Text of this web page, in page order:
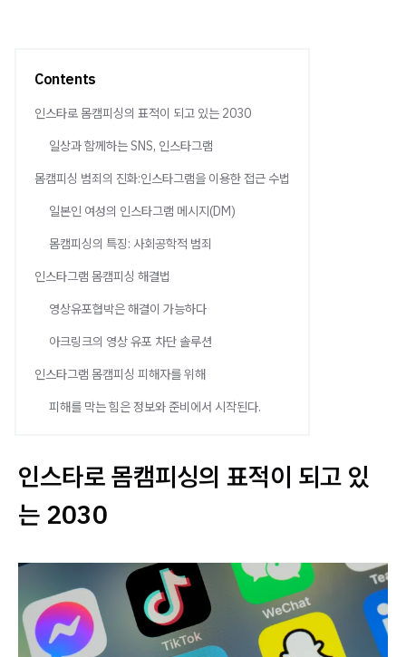
Contents
인스타로 몸캠피싱의 표적이 되고 있는 2030
일상과 함께하는 SNS, 인스타그램
몸캠피싱 범죄의 진화:인스타그램을 이용한 접근 수법
일본인 여성의 인스타그램 메시지(DM)
몸캠피싱의 특징: 사회공학적 범죄
인스타그램 몸캠피싱 해결법
영상유포협박은 해결이 가능하다
아크링크의 영상 유포 차단 솔루션
인스타그램 몸캠피싱 피해자를 위해
피해를 막는 힘은 정보와 준비에서 시작된다.
인스타로 몸캠피싱의 표적이 되고 있
는 2030